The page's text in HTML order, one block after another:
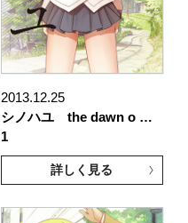
2013.12.25
シノハユ the dawn o …
1
詳しく見る